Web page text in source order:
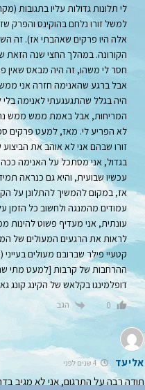
לי תלונות גדולות עליו בתגובות
למשל זורו נלחם בהוקינס והפרק
אלה היו פרקים שאהבתי אז). זה
הקורונה. במהלך החצי שנה
חסר לי משהו, זה היה מבאס שאין
אבל ברגע שהאנימה חזרה אני
היה בגלל שהתגעגעתי לאנימה
המריחות, אבל באמת ממש ממש
לא הפריע לי. מאז, למעט פרקים
זורו שבהם אני לא אוהב את
בגדול, אני מסתכל על האנימה
עכשיו שבועית, והיא גם כנראה
עמודים מהמנגה ולחשוב כל הזמן
עונתית, אני מעדיף פשוט להינות
לראות את הרגעים המעולים של
קטעיי פילר שברובם מעולים
ההרחבות של קרבות [למעט מתי
דופלמינגו בקלאש של הקינג קונג
0 הגב
אליעד 4 שנים לפני
תודה רבה על התרגום, אני לא מגיב